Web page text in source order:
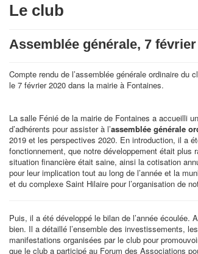
Le club
Assemblée générale, 7 février
Compte rendu de l’assemblée générale ordinaire du
le 7 février 2020 dans la mairie à Fontaines.
La salle Fénié de la mairie de Fontaines a accueilli
d’adhérents pour assister à l’assemblée générale
2019 et les perspectives 2020. En introduction, il a
fonctionnement, que notre développement était plus
situation financière était saine, ainsi la cotisation
pour leur implication tout au long de l’année et la
et du complexe Saint Hilaire pour l’organisation de
Puis, il a été développé le bilan de l’année
bien. Il a détaillé l’ensemble des investissements,
manifestations organisées par le club pour
que le club a participé au Forum des Associations